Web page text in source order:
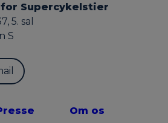
Supercykelstier
5. sal
S
Om os